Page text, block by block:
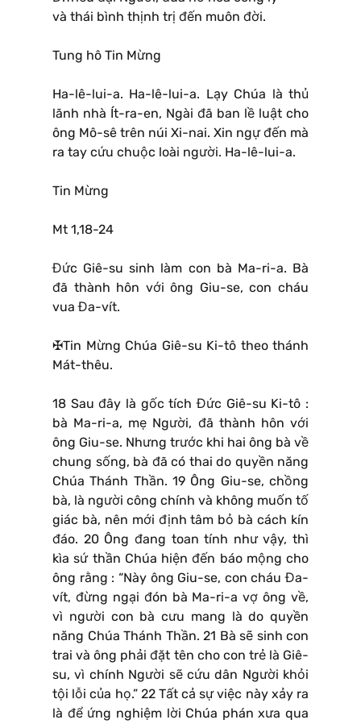
và thái bình thịnh trị đến muôn đời.
Tung hô Tin Mừng
Ha-lê-lui-a. Ha-lê-lui-a. Lạy Chúa là thủ
lãnh nhà Ít-ra-en, Ngài đã ban lề luật cho
ông Mô-sê trên núi Xi-nai. Xin ngự đến mà
ra tay cứu chuộc loài người. Ha-lê-lui-a.
Tin Mừng
Mt 1,18-24
Đức Giê-su sinh làm con bà Ma-ri-a. Bà
đã thành hôn với ông Giu-se, con cháu
vua Đa-vít.
✠Tin Mừng Chúa Giê-su Ki-tô theo thánh
Mát-thêu.
18 Sau đây là gốc tích Đức Giê-su Ki-tô :
bà Ma-ri-a, mẹ Người, đã thành hôn với
ông Giu-se. Nhưng trước khi hai ông bà về
chung sống, bà đã có thai do quyền năng
Chúa Thánh Thần. 19 Ông Giu-se, chồng
bà, là người công chính và không muốn tố
giác bà, nên mới định tâm bỏ bà cách kín
đáo. 20 Ông đang toan tính như vậy, thì
kìa sứ thần Chúa hiện đến báo mộng cho
ông rằng : “Này ông Giu-se, con cháu Đa-
vít, đừng ngại đón bà Ma-ri-a vợ ông về,
vì người con bà cưu mang là do quyền
năng Chúa Thánh Thần. 21 Bà sẽ sinh con
trai và ông phải đặt tên cho con trẻ là Giê-
su, vì chính Người sẽ cứu dân Người khỏi
tội lỗi của họ.” 22 Tất cả sự việc này xảy ra
là để ứng nghiệm lời Chúa phán xưa qua